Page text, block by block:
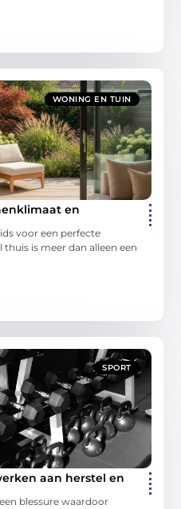
WONING EN TUIN
en
voor een perfecte
is meer dan alleen een
SPORT
aan herstel en
blessure waardoor